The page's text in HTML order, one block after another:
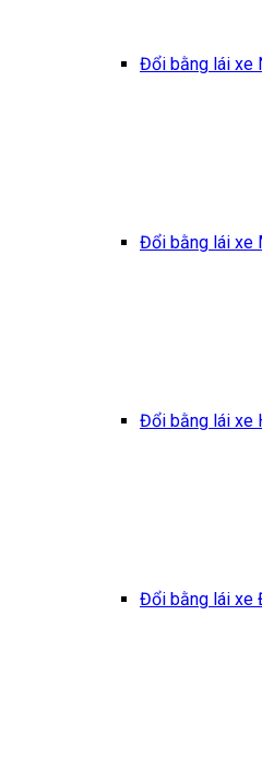
Đổi bằng lái xe
Đổi bằng lái xe
Đổi bằng lái xe
Đổi bằng lái xe